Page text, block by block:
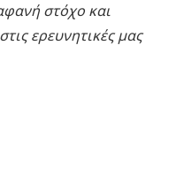
στόχο και
ερευνητικές μας